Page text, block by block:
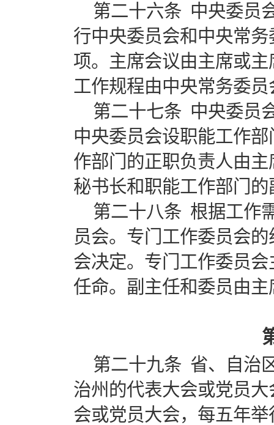
第二十六条 中央委员
行中央委员会和中央常
项。主席会议由主席或
工作规程由中央常务委员
第二十七条 中央委员
中央委员会设职能工作
作部门的正职负责人由
秘书长和职能工作部门
第二十八条 根据工作
员会。专门工作委员会
会决定。专门工作委员
任命。副主任和委员由
第二十九条 省、自治
治州的代表大会或党员
会或党员大会，每五年